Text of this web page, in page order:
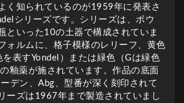
く知られているのが1959年に発表さ
シリーズです。シリーズは、ボウ
といった10の土器で構成されていま
ォルムに、格子模様のレリーフ、黄色
を表すYondel）または緑色（Gは緑色
釉薬が施されています。作品の底面
デン、Abg、型番が深く刻印されて
ーズは1967年まで製造されていまし